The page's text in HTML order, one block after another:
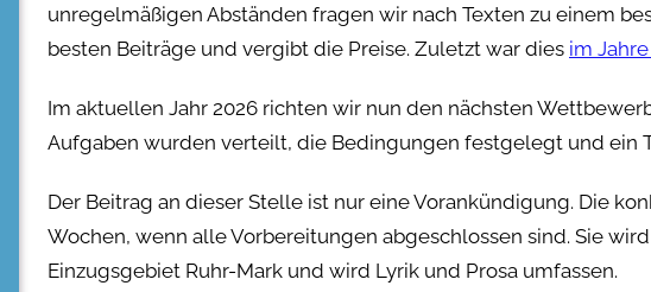
unregelmäßigen Abständen fragen wir nach Texten zu einem
besten Beiträge und vergibt die Preise. Zuletzt war dies im
Im aktuellen Jahr 2026 richten wir nun den nächsten
Aufgaben wurden verteilt, die Bedingungen festgelegt und ein
Der Beitrag an dieser Stelle ist nur eine Vorankündigung. Die
Wochen, wenn alle Vorbereitungen abgeschlossen sind. Sie
Einzugsgebiet Ruhr-Mark und wird Lyrik und Prosa umfassen.